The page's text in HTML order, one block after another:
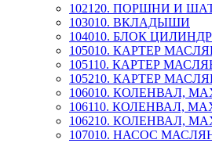
102120. ПОРШНИ И
103010. ВКЛАДЫШИ
104010. БЛОК
105010. КАРТЕР
105110. КАРТЕР
105210. КАРТЕР
106010. КОЛЕНВАЛ,
106110. КОЛЕНВАЛ,
106210. КОЛЕНВАЛ,
107010. НАСОС